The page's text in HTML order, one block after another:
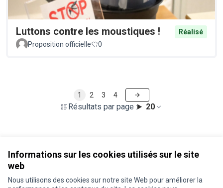
Informations sur les cookies utilisés sur le site
web
Nous utilisons des cookies sur notre site Web pour améliorer la
Luttons contre les moustiques !
Réalisé
Proposition officielle
0
Résultats par page : 20
1 2 3 4
Conditions d'utilisation